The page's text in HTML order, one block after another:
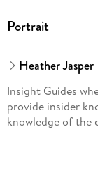
Portrait
Heather Jasper
Insight Guides
provide insider
knowledge of the